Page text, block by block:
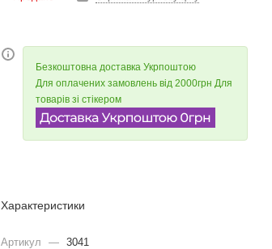
Безкоштовна доставка Укрпоштою
Для оплачених замовлень від 2000грн Для
товарів зі стікером
Характеристики
Артикул — 3041